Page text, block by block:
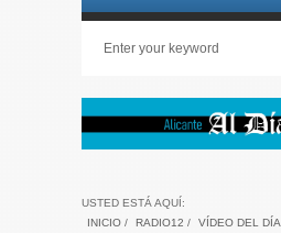
USTED ESTÁ AQUÍ:
INICIO / RADIO12 / VÍDEO DEL DÍA